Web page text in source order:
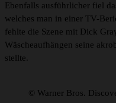
Ebenfalls ausführlicher fiel
welches man in einer TV-
fehlte die Szene mit Dick
Wäscheaufhängen seine
stellte.
© Warner Bros.